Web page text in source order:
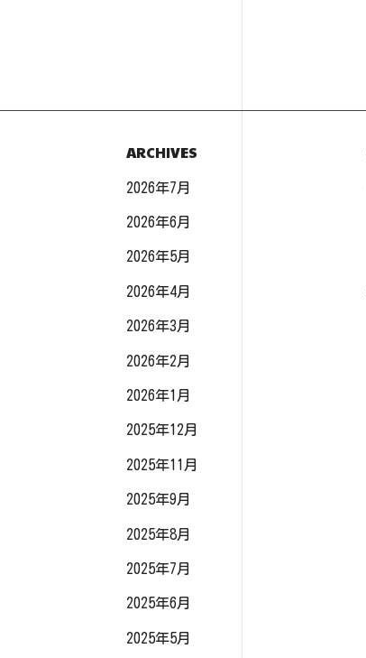
ARCHIVES
2026年7月
2026年6月
2026年5月
2026年4月
2026年3月
2026年2月
2026年1月
2025年12月
2025年11月
2025年9月
2025年8月
2025年7月
2025年6月
2025年5月